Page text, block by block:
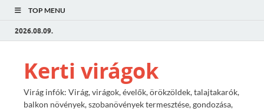
TOP MENU
2026.08.09.
Kerti virágok
Virág infók: Virág, virágok, évelők, örökzöldek, talajtakarók,
balkon növények, szobanövények termesztése, gondozása,